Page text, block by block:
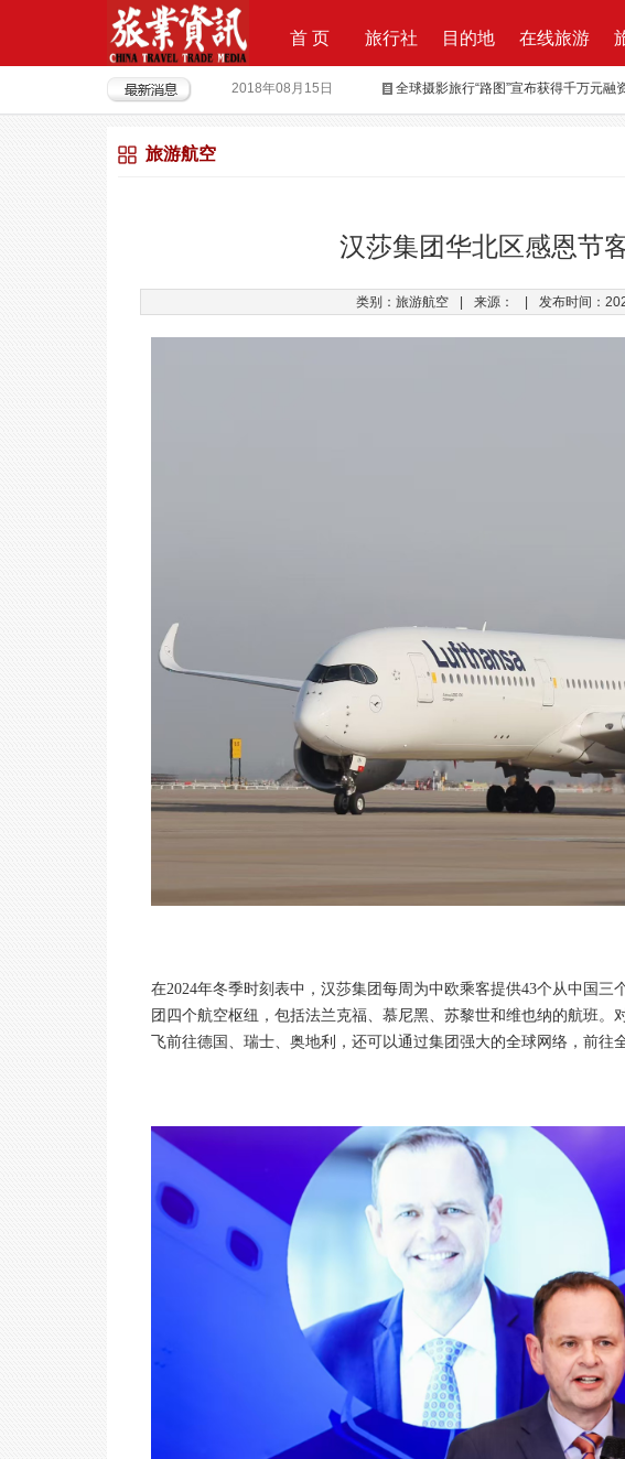
首 页 旅行社 目的地 在线旅游
2018年08月15日 全球摄影旅行“路图”宣布获得千万元融
Produktvermarktung
上上签获6000万B轮融资，千万产业基
旅游航空
汉莎集团华北区感恩节
类别：旅游航空 来源： 发布时间：
在2024年冬季时刻表中，汉莎集团每周为中欧乘客提供43个从中国
团四个航空枢纽，包括法兰克福、慕尼黑、苏黎世和维也纳的航班
飞前往德国、瑞士、奥地利，还可以通过集团强大的全球网络，前往